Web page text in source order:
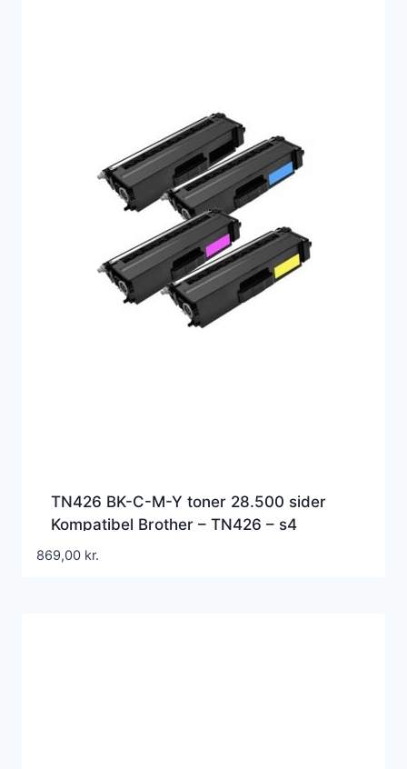
TN426 BK-C-M-Y toner 28.500 sider
Kompatibel Brother – TN426 – s4
869,00 kr.